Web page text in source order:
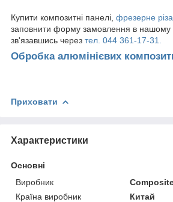
Купити композитні панелі, фрезерне
заповнити форму замовлення в нашому
зв'язавшись через тел. 044 361-17-31.
Обробка алюмінієвих
Приховати
Характеристики
Основні
Виробник
Країна виробник
Китай